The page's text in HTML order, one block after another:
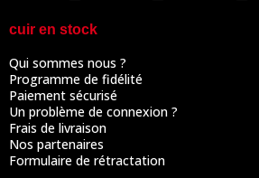
cuir en stock
Qui sommes nous ?
Programme de fidélité
Paiement sécurisé
Un problème de connexion ?
Frais de livraison
Nos partenaires
Formulaire de rétractation